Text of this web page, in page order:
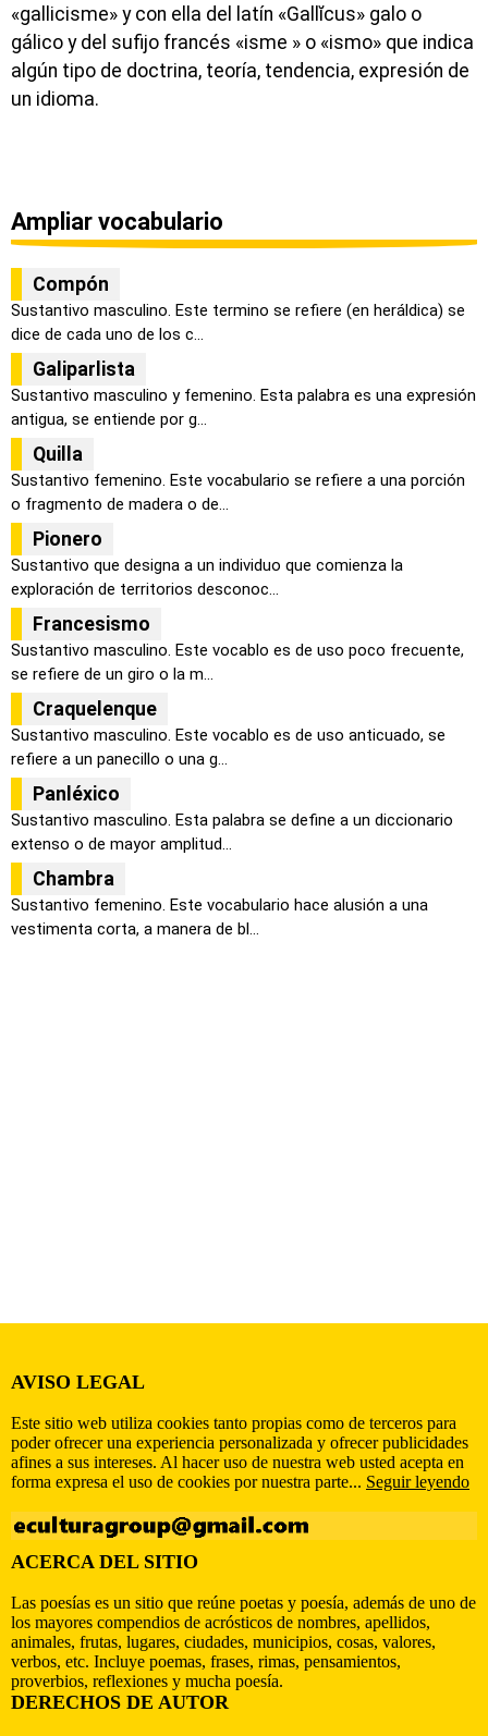
«gallicisme» y con ella del latín «Gallĭcus» galo o
gálico y del sufijo francés «isme » o «ismo» que indica
algún tipo de doctrina, teoría, tendencia, expresión de
un idioma.
Ampliar vocabulario
Compón
Sustantivo masculino. Este termino se refiere (en heráldica) se
dice de cada uno de los c...
Galiparlista
Sustantivo masculino y femenino. Esta palabra es una expresión
antigua, se entiende por g...
Quilla
Sustantivo femenino. Este vocabulario se refiere a una porción
o fragmento de madera o de...
Pionero
Sustantivo que designa a un individuo que comienza la
exploración de territorios desconoc...
Francesismo
Sustantivo masculino. Este vocablo es de uso poco frecuente,
se refiere de un giro o la m...
Craquelenque
Sustantivo masculino. Este vocablo es de uso anticuado, se
refiere a un panecillo o una g...
Panléxico
Sustantivo masculino. Esta palabra se define a un diccionario
extenso o de mayor amplitud...
Chambra
Sustantivo femenino. Este vocabulario hace alusión a una
vestimenta corta, a manera de bl...
AVISO LEGAL
Este sitio web utiliza cookies tanto propias como de terceros para
poder ofrecer una experiencia personalizada y ofrecer publicidades
afines a sus intereses. Al hacer uso de nuestra web usted acepta en
forma expresa el uso de cookies por nuestra parte... Seguir leyendo
ACERCA DEL SITIO
Las poesías es un sitio que reúne poetas y poesía, además de uno de
los mayores compendios de acrósticos de nombres, apellidos,
animales, frutas, lugares, ciudades, municipios, cosas, valores,
verbos, etc. Incluye poemas, frases, rimas, pensamientos,
proverbios, reflexiones y mucha poesía.
DERECHOS DE AUTOR